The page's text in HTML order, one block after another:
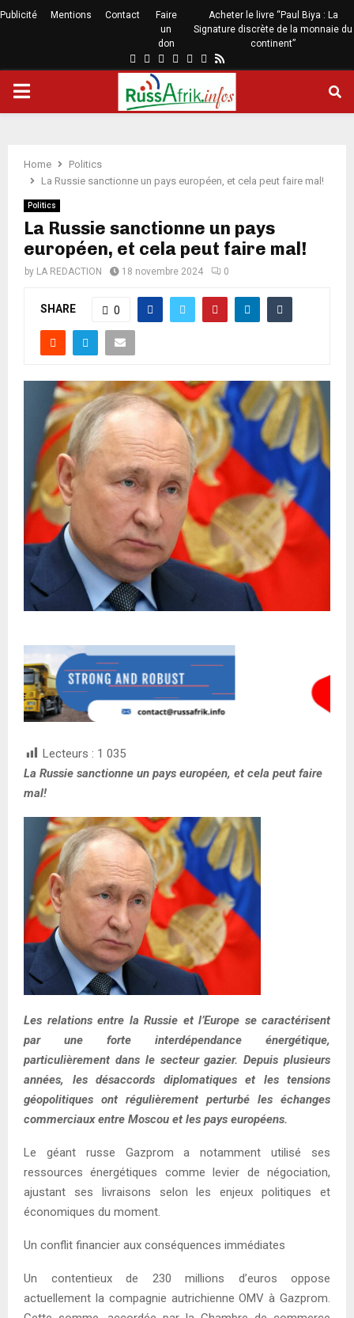
Publicité Mentions Contact
Faire
un
don
Acheter le livre “Paul Biya : La
Signature discrète de la monnaie du
continent”
Home
Politics
La Russie sanctionne un pays européen, et cela peut faire mal!
Politics
La Russie sanctionne un pays
européen, et cela peut faire mal!
by LA REDACTION 18 novembre 2024 0
SHARE 0
Lecteurs : 1 035
La Russie sanctionne un pays européen, et cela peut faire
mal!
Les relations entre la Russie et l’Europe se caractérisent
par une forte interdépendance énergétique,
particulièrement dans le secteur gazier. Depuis plusieurs
années, les désaccords diplomatiques et les tensions
géopolitiques ont régulièrement perturbé les échanges
commerciaux entre Moscou et les pays européens.
Le géant russe Gazprom a notamment utilisé ses
ressources énergétiques comme levier de négociation,
ajustant ses livraisons selon les enjeux politiques et
économiques du moment.
Un conflit financier aux conséquences immédiates
Un contentieux de 230 millions d’euros oppose
actuellement la compagnie autrichienne OMV à Gazprom.